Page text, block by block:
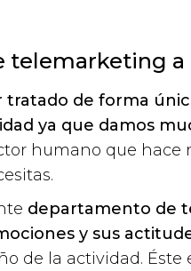
telemarketing a
tratado de forma
ya que damos
humano que hace
departamento de
y sus
de la actividad.